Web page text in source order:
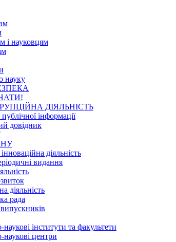
і науковцям
науку
ДІЯЛЬНІСТЬ
інформації
довідник
діяльність
видання
діяльність
рада
інститути та факультети
наукові центри